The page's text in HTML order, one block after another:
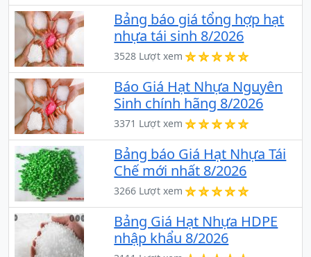
Bảng báo giá tổng hợp hạt
nhựa tái sinh 8/2026
3528 Lượt xem
Báo Giá Hạt Nhựa Nguyên
Sinh chính hãng 8/2026
3371 Lượt xem
Bảng báo Giá Hạt Nhựa Tái
Chế mới nhất 8/2026
3266 Lượt xem
Bảng Giá Hạt Nhựa HDPE
nhập khẩu 8/2026